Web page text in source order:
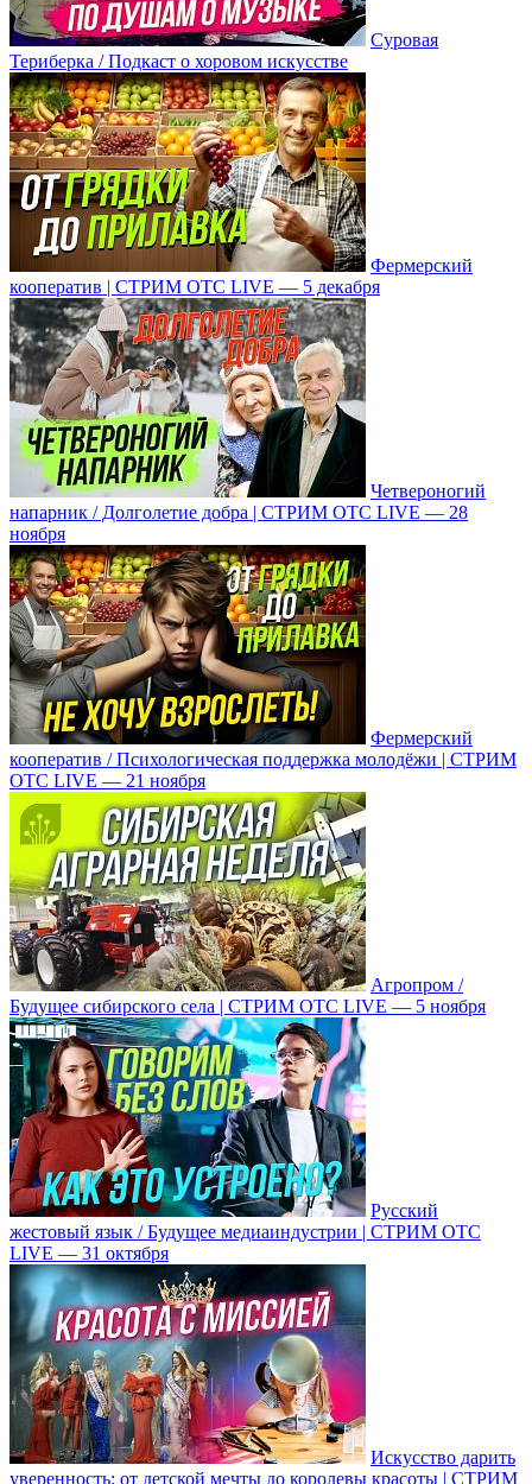
Суровая
Териберка / Подкаст о хоровом искусстве
Фермерский
кооператив | СТРИМ ОТС LIVE — 5 декабря
Четвероногий
напарник / Долголетие добра | СТРИМ ОТС LIVE — 28
ноября
Фермерский
кооператив / Психологическая поддержка молодёжи | СТРИМ
ОТС LIVE — 21 ноября
Агропром /
Будущее сибирского села | СТРИМ ОТС LIVE — 5 ноября
Русский
жестовый язык / Будущее медиаиндустрии | СТРИМ ОТС
LIVE — 31 октября
Искусство дарить
уверенность: от детской мечты до королевы красоты | СТРИМ